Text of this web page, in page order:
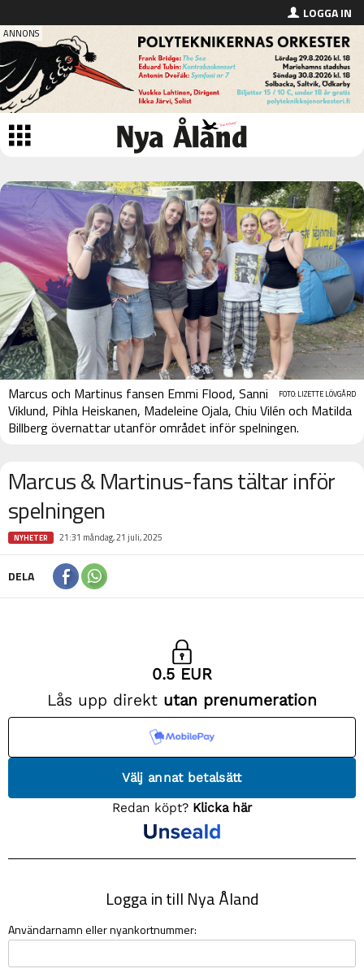
LOGGA IN
FOTO: LIZETTE LÖVGÅRD
Marcus och Martinus fansen Emmi Flood, Sanni
Viklund, Pihla Heiskanen, Madeleine Ojala, Chiu Vilén och Matilda
Billberg övernattar utanför området inför spelningen.
Marcus & Martinus-fans tältar inför
spelningen
NYHETER 21:31 måndag, 21 juli, 2025
DELA